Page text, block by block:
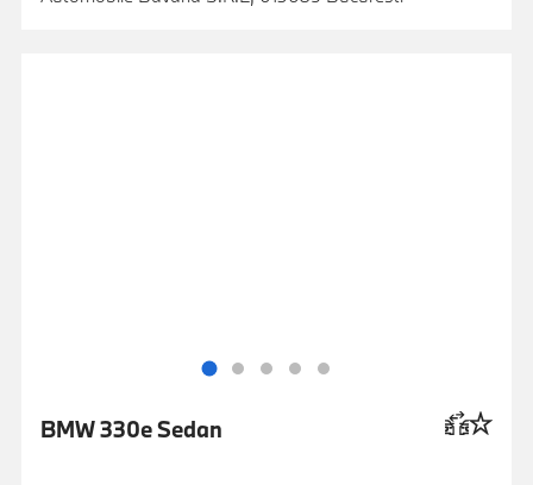
BMW 330e Sedan